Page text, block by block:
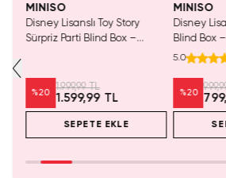
MINISO
Disney Lisanslı Toy Story
Sürpriz Parti Blind Box –
%20
1.999,99 TL
1.599,99 TL
SEPETE EKLE
MINISO
Disney
Blind Box
Eğlenceli
5.0
%20